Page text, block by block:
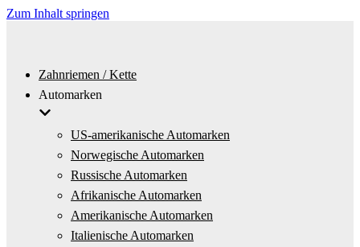
Zum Inhalt springen
Zahnriemen / Kette
Automarken
US-amerikanische Automarken
Norwegische Automarken
Russische Automarken
Afrikanische Automarken
Amerikanische Automarken
Italienische Automarken